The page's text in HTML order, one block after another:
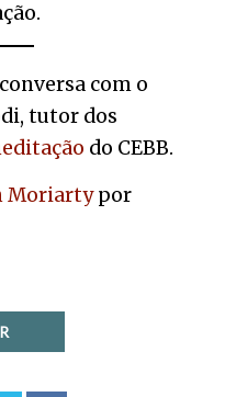
com o
tutor dos
do CEBB.
Moriartypor